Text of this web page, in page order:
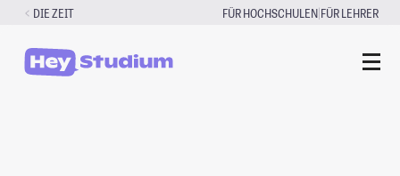
Zum
springen
DIE ZEIT FÜR HOCHSCHULEN|FÜR LEHRER